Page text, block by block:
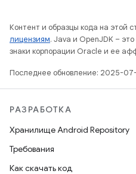
Контент и образцы кода на этой
лицензиям. Java и OpenJDK –
знаки корпорации Oracle и ее
Последнее обновление: 2025-
РАЗРАБОТКА
Хранилище Android Repository
Требования
Как скачать код